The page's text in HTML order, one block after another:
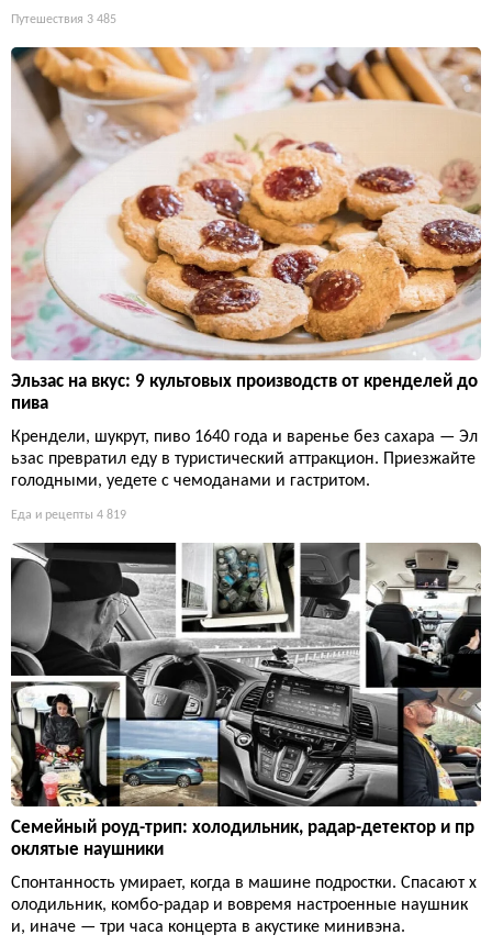
Путешествия 3 485
Эльзас на вкус: 9 культовых производств от кренделей до
пива
Крендели, шукрут, пиво 1640 года и варенье без сахара — Эл
ьзас превратил еду в туристический аттракцион. Приезжайте
голодными, уедете с чемоданами и гастритом.
Еда и рецепты 4 819
Семейный роуд-трип: холодильник, радар-детектор и пр
оклятые наушники
Спонтанность умирает, когда в машине подростки. Спасают х
олодильник, комбо-радар и вовремя настроенные наушник
и, иначе — три часа концерта в акустике минивэна.